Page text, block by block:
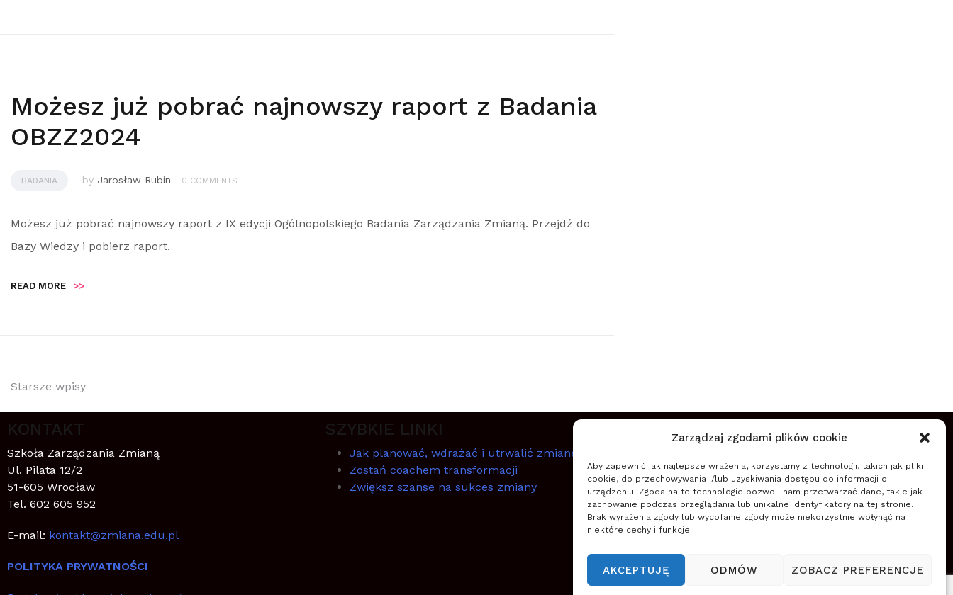
Zarządzaj zgodami plików cookie
Aby zapewnić jak najlepsze wrażenia, korzystamy z technologii, takich jak pliki
cookie, do przechowywania i/lub uzyskiwania dostępu do informacji o
urządzeniu. Zgoda na te technologie pozwoli nam przetwarzać dane, takie jak
zachowanie podczas przeglądania lub unikalne identyfikatory na tej stronie.
Brak wyrażenia zgody lub wycofanie zgody może niekorzystnie wpłynąć na
niektóre cechy i funkcje.
AKCEPTUJĘ ODMÓW ZOBACZ PREFERENCJE
Możesz już pobrać najnowszy raport z Badania
OBZZ2024
BADANIA by Jarosław Rubin 0 COMMENTS
Możesz już pobrać najnowszy raport z IX edycji Ogólnopolskiego Badania Zarządzania Zmianą. Przejdź do
Bazy Wiedzy i pobierz raport.
READ MORE >>
Starsze wpisy
KONTAKT
Szkoła Zarządzania Zmianą
Ul. Pilata 12/2
51-605 Wrocław
Tel. 602 605 952
E-mail: kontakt@zmiana.edu.pl
POLITYKA PRYWATNOŚCI
SZYBKIE LINKI
Jak planować, wdrażać i utrwalić zmianę
Zostań coachem transformacji
Zwiększ szanse na sukces zmiany
O NAS
planowaniu, wdrażaniu i zapewnieniu trwałości zmian
(nowych przedsięwzięć, projektów, innowacji,
transformacji) wykorzystując zwinne podejście do
zarządzania.
Czytaj więcej